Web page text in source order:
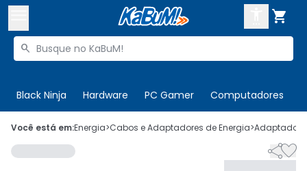

Buscar produtos

Black Ninja Hardware PC Gamer Computadores
 Olá. Acesse sua conta
 Departamentos
Você está em:Energia>Cabos e Adaptadores de Energia>
